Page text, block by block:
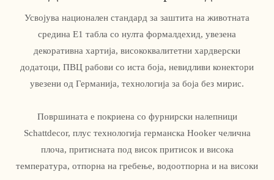
Усвојува национален стандард за заштита на животната
средина Е1 табла со нулта формалдехид, увезена
декоративна хартија, висококвалитетни хардверски
додатоци, ПВЦ рабови со иста боја, невидливи конектори
увезени од Германија, технологија за боја без мирис.
Површината е покриена со фурнирски налепници
Schattdecor, плус технологија германска Hooker челична
плоча, притисната под висок притисок и висока
температура, отпорна на гребење, водоотпорна и на високи